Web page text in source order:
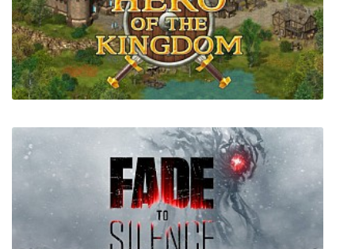
HUNTDOWN
Hero of the Kingdom Collection